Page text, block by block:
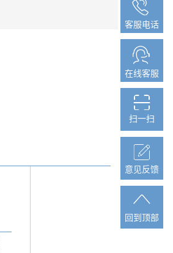
客服电话
在线客服
扫一扫
意见反馈
回到顶部
客服电话
在线客服
扫一扫
意见反馈
回到顶部